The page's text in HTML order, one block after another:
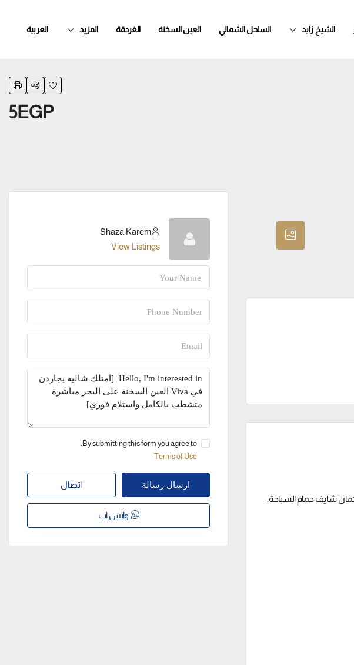
الشيخ زايد الساحل الشمالي العين السخنة الغردقة المزيد العربية
5EGP
Shaza Karem
View Listings
By submitting this form you agree to:
Terms of Use
ارسال رسالة اتصال
واتس اب